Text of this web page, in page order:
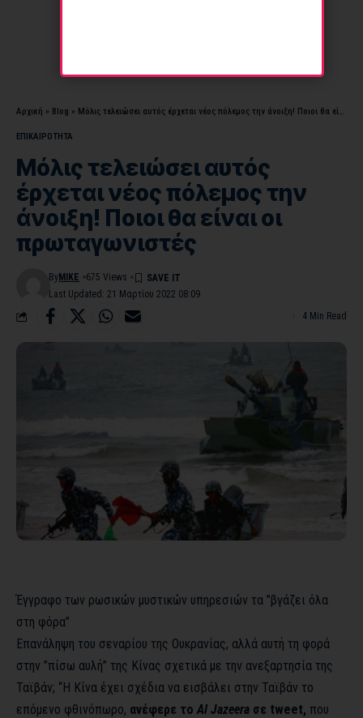
Αρχική » Blog » Μόλις τελειώσει αυτός έρχεται νέος πόλεμος την άνοιξη! Ποιοι θα είναι οι πρωταγωνιστές
ΕΠΙΚΑΙΡΟΤΗΤΑ
Μόλις τελειώσει αυτός
έρχεται νέος πόλεμος την
άνοιξη! Ποιοι θα είναι οι
πρωταγωνιστές
Last Updated: 21 Μαρτίου 2022 08:09
By MIKE 675 Views
4 Min Read
Έγγραφο των ρωσικών μυστικών υπηρεσιών τα ”βγάζει όλα
στη φόρα”
Επανάληψη του σεναρίου της Ουκρανίας, αλλά αυτή τη φορά
στην ”πίσω αυλή” της Κίνας σχετικά με την ανεξαρτησία της
Ταϊβάν; “Η Κίνα έχει σχέδια να εισβάλει στην Ταϊβάν το
επόμενο φθινόπωρο, ανέφερε το Al Jazeera σε tweet, που